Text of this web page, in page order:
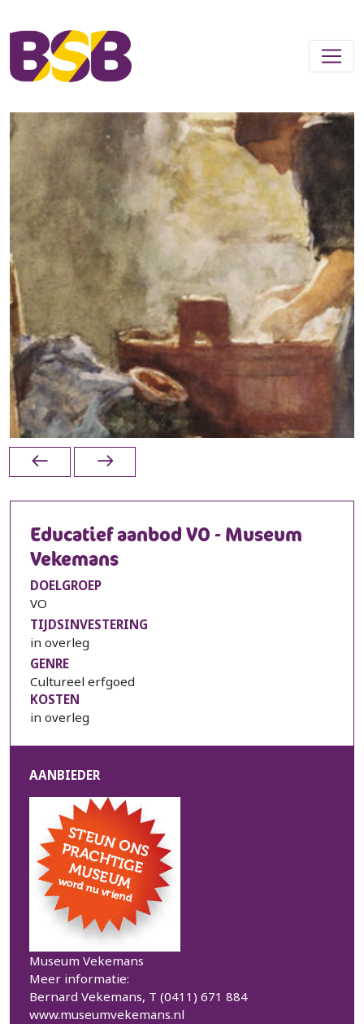
Educatief aanbod VO - Museum
Vekemans
DOELGROEP
VO
TIJDSINVESTERING
in overleg
GENRE
Cultureel erfgoed
KOSTEN
in overleg
AANBIEDER
Museum Vekemans
Meer informatie:
Bernard Vekemans, T (0411) 671 884
www.museumvekemans.nl